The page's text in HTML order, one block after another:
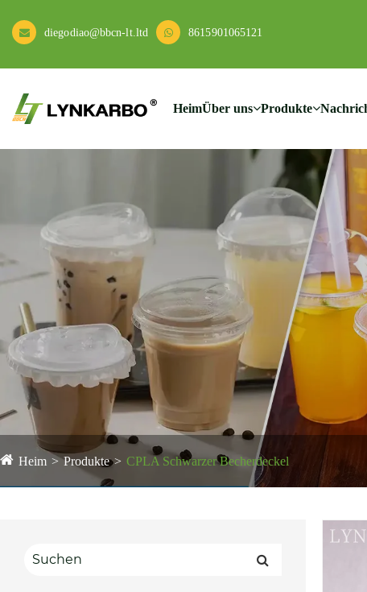
diegodiao@bbcn-lt.ltd 8615901065121
HeimÜber uns Produkte
Heim Produkte CPLA Schwarzer Becherdeckel